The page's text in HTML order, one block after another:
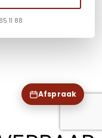
Afspraak
11 88